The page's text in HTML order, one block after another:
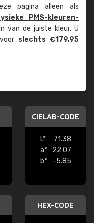
pagina alleen als
PMS-kleuren­
van de juiste kleur. U
slechts €179,95
CIELAB-CODE
L*
71.38
a*
22.07
b*
-5.85
HEX-CODE